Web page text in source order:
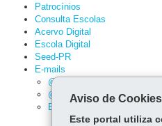
Patrocínios
Consulta Escolas
Acervo Digital
Escola Digital
Seed-PR
E-mails
@educacao
@escola
Expresso
Aviso de Cookies
Este portal utiliza